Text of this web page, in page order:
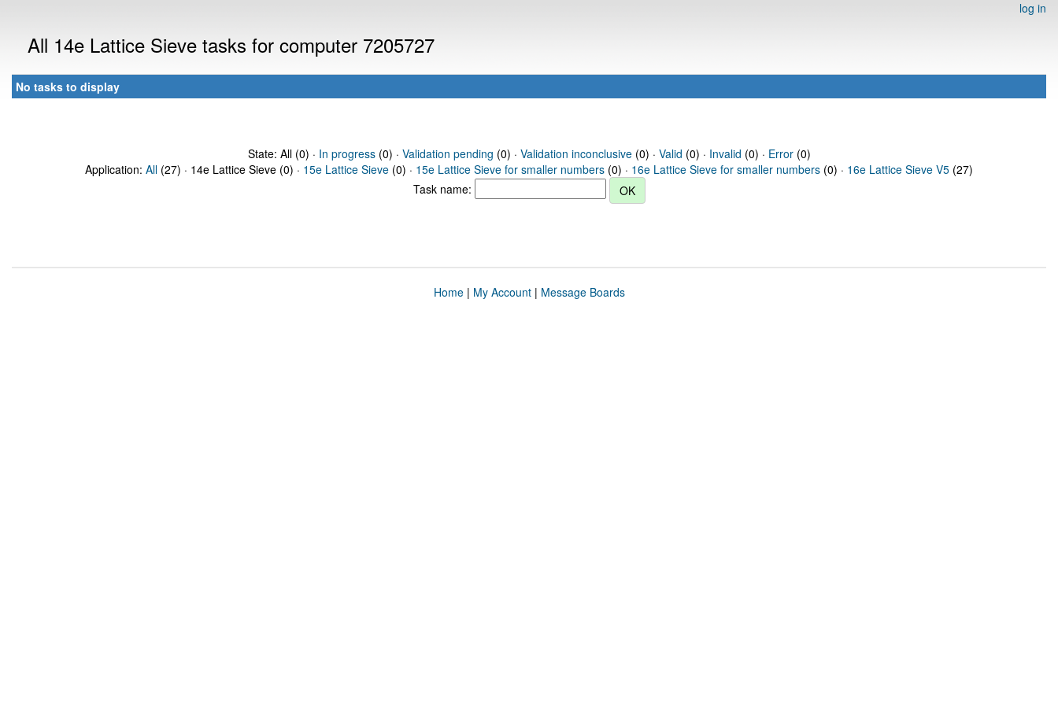
log in
All 14e Lattice Sieve tasks for computer 7205727
No tasks to display
State: All (0) · In progress(0) · Validation pending (0) · Validation inconclusive(0) · Valid (0) · Invalid (0) · Error(0)
Application: All (27) · 14e Lattice Sieve (0) · 15e Lattice Sieve (0) · 15e Lattice Sieve for smaller numbers (0) · 16e Lattice Sieve for smaller numbers (0) · 16e Lattice Sieve V5 (27)
Task name:
Home| My Account| Message Boards